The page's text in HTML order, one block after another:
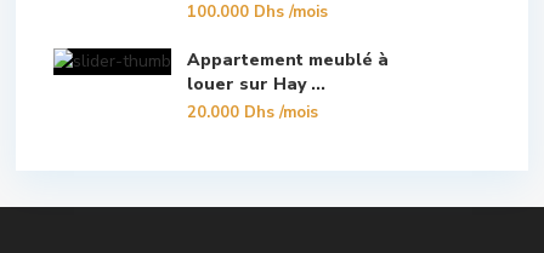
100.000 Dhs/mois
Appartement meublé à
louer sur Hay ...
20.000 Dhs/mois